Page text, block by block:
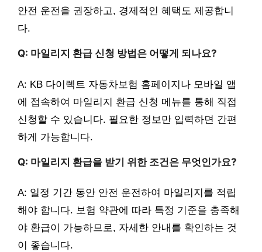
안전 운전을 권장하고, 경제적인 혜택도 제공합니
다.
Q: 마일리지 환급 신청 방법은 어떻게 되나요?
A: KB 다이렉트 자동차보험 홈페이지나 모바일 앱
에 접속하여 마일리지 환급 신청 메뉴를 통해 직접
신청할 수 있습니다. 필요한 정보만 입력하면 간편
하게 가능합니다.
Q: 마일리지 환급을 받기 위한 조건은 무엇인가요?
A: 일정 기간 동안 안전 운전하여 마일리지를 적립
해야 합니다. 보험 약관에 따라 특정 기준을 충족해
야 환급이 가능하므로, 자세한 안내를 확인하는 것
이 좋습니다.